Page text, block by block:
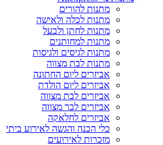
מתנות להורים
מתנות לכלה ולאישה
מתנות לחתן ולבעל
מתנות למחותנים
מתנות לגיסים ולגיסות
מתנות לבת מצווה
אביזרים ליום החתונה
אביזרים ליום הולדת
אביזרים לבת מצווה
אביזרים לבר מצווה
אביזרים לחלאקה
כלי הכנה והגשה לאירוע ביתי
מזכרות לאירועים